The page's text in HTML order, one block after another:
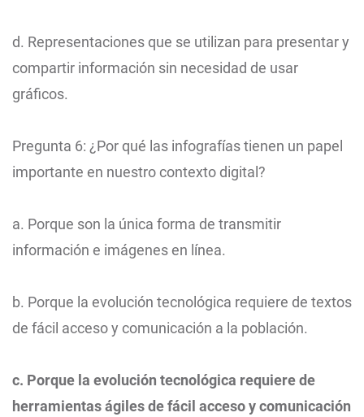
d. Representaciones que se utilizan para presentar y
compartir información sin necesidad de usar
gráficos.
Pregunta 6: ¿Por qué las infografías tienen un papel
importante en nuestro contexto digital?
a. Porque son la única forma de transmitir
información e imágenes en línea.
b. Porque la evolución tecnológica requiere de textos
de fácil acceso y comunicación a la población.
c. Porque la evolución tecnológica requiere de
herramientas ágiles de fácil acceso y comunicación